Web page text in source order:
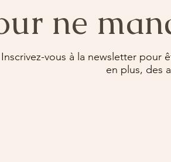
ne
Inscrivez-vous à la newsletter pour
en plus, des